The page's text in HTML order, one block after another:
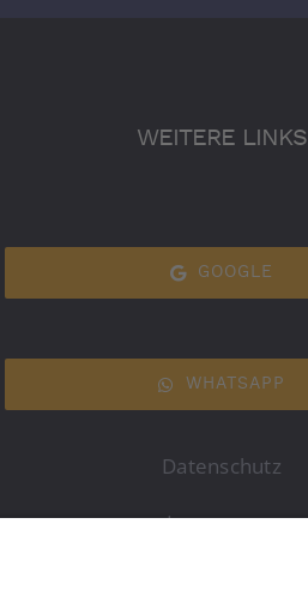
WEITERE LINKS
GOOGLE
WHATSAPP
Datenschutz
Impressum